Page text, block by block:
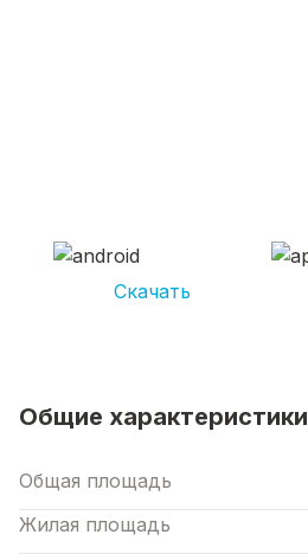
Скачать
Общие характеристики
Общая площадь
Жилая площадь